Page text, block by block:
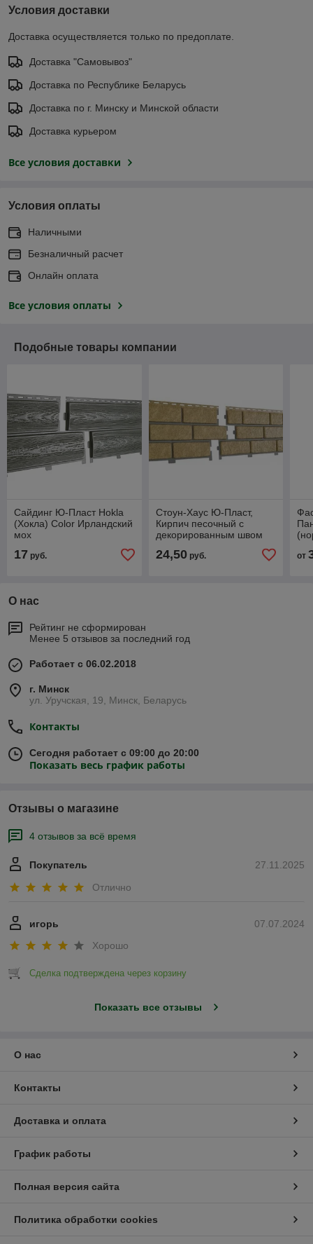
Условия доставки
Доставка осуществляется только по предоплате.
Доставка "Самовывоз"
Доставка по Республике Беларусь
Доставка по г. Минску и Минской области
Доставка курьером
Все условия доставки
Условия оплаты
Наличными
Безналичный расчет
Онлайн оплата
Все условия оплаты
Подобные товары компании
Сайдинг Ю-Пласт Hokla
(Хокла) Color Ирландский
мох
17 руб.
Стоун-Хаус Ю-Пласт,
Кирпич песочный с
декорированным швом
24,50руб. от
О нас
Рейтинг не сформирован
Менее 5 отзывов за последний год
Работает с 06.02.2018
г. Минск
ул. Уручская, 19, Минск, Беларусь
Контакты
Сегодня работает с 09:00 до 20:00
Показать весь график работы
Отзывы о магазине
4 отзывов за всё время
27.11.2025
Покупатель
Отлично
07.07.2024
игорь
Хорошо
Сделка подтверждена через корзину
Показать все отзывы
О нас
Контакты
Доставка и оплата
График работы
Полная версия сайта
Политика обработки cookies